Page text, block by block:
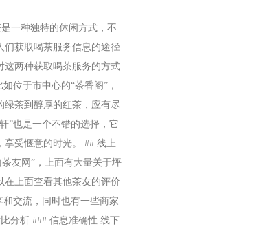
一种独特的休闲方式，不
们获取喝茶服务信息的途径
这两种获取喝茶服务的方式
位于市中心的“茶香阁”，
绿茶到醇厚的红茶，应有尽
”也是一个不错的选择，它
受惬意的时光。 ## 线上
友网”，上面有大量关于坪
在上面查看其他茶友的评价
交流，同时也有一些商家
分析 ### 信息准确性 线下